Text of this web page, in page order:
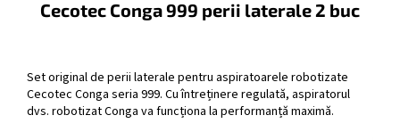
Cecotec Conga 999 perii laterale 2 buc
Set original de perii laterale pentru aspiratoarele robotizate
Cecotec Conga seria 999. Cu întreținere regulată, aspiratorul
dvs. robotizat Conga va funcționa la performanță maximă.